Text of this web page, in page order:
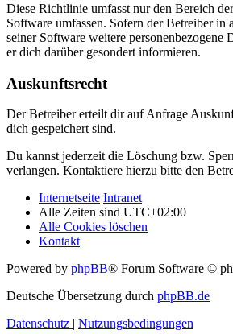
Diese Richtlinie umfasst nur den Bereich
Software umfassen. Sofern der Betreiber in
seiner Software weitere personenbezogene
er dich darüber gesondert informieren.
Auskunftsrecht
Der Betreiber erteilt dir auf Anfrage
dich gespeichert sind.
Du kannst jederzeit die Löschung bzw.
verlangen. Kontaktiere hierzu bitte den
Internetseite Intranet
Alle Zeiten sind UTC+02:00
Alle Cookies löschen
Kontakt
Powered by phpBB® Forum Software ©
Deutsche Übersetzung durch phpBB.de
Datenschutz | Nutzungsbedingungen